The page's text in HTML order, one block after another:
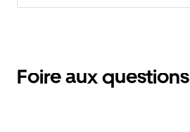
Foire aux questions